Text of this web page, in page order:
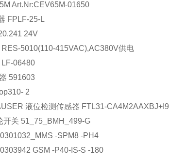
Art.Nr:CEV65M-01650
FPLF-25-L
24V
RES-5010(110-415VAC),AC380V供电
LF-06480
591603
2
液位检测传感器 FTL31-CA4M2AAXBJ+I9
开关 51_75_BMH_499-G
0301032_MMS -SPM8 -PH4
0303942 GSM -P40-IS-S -180